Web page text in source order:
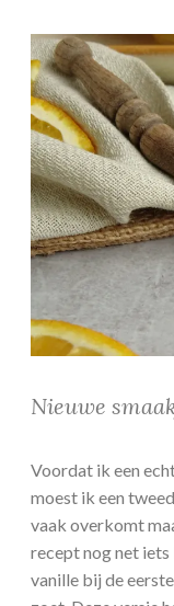
Nieuwe
Voordat ik een
moest ik een
vaak overkomt
recept nog net
vanille bij de